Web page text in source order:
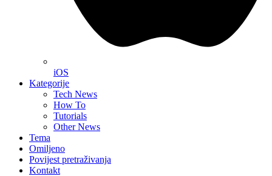
iOS
Kategorije
Tech News
How To
Tutorials
Other News
Tema
Omiljeno
Povijest pretraživanja
Kontakt